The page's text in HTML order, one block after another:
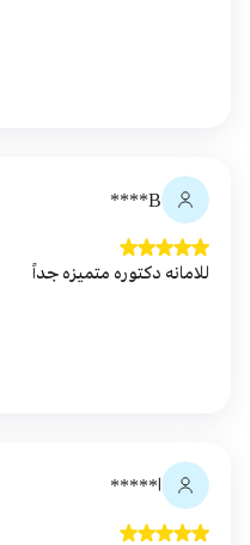
B****
للامانه دكتوره متميزه جداً
ا*****